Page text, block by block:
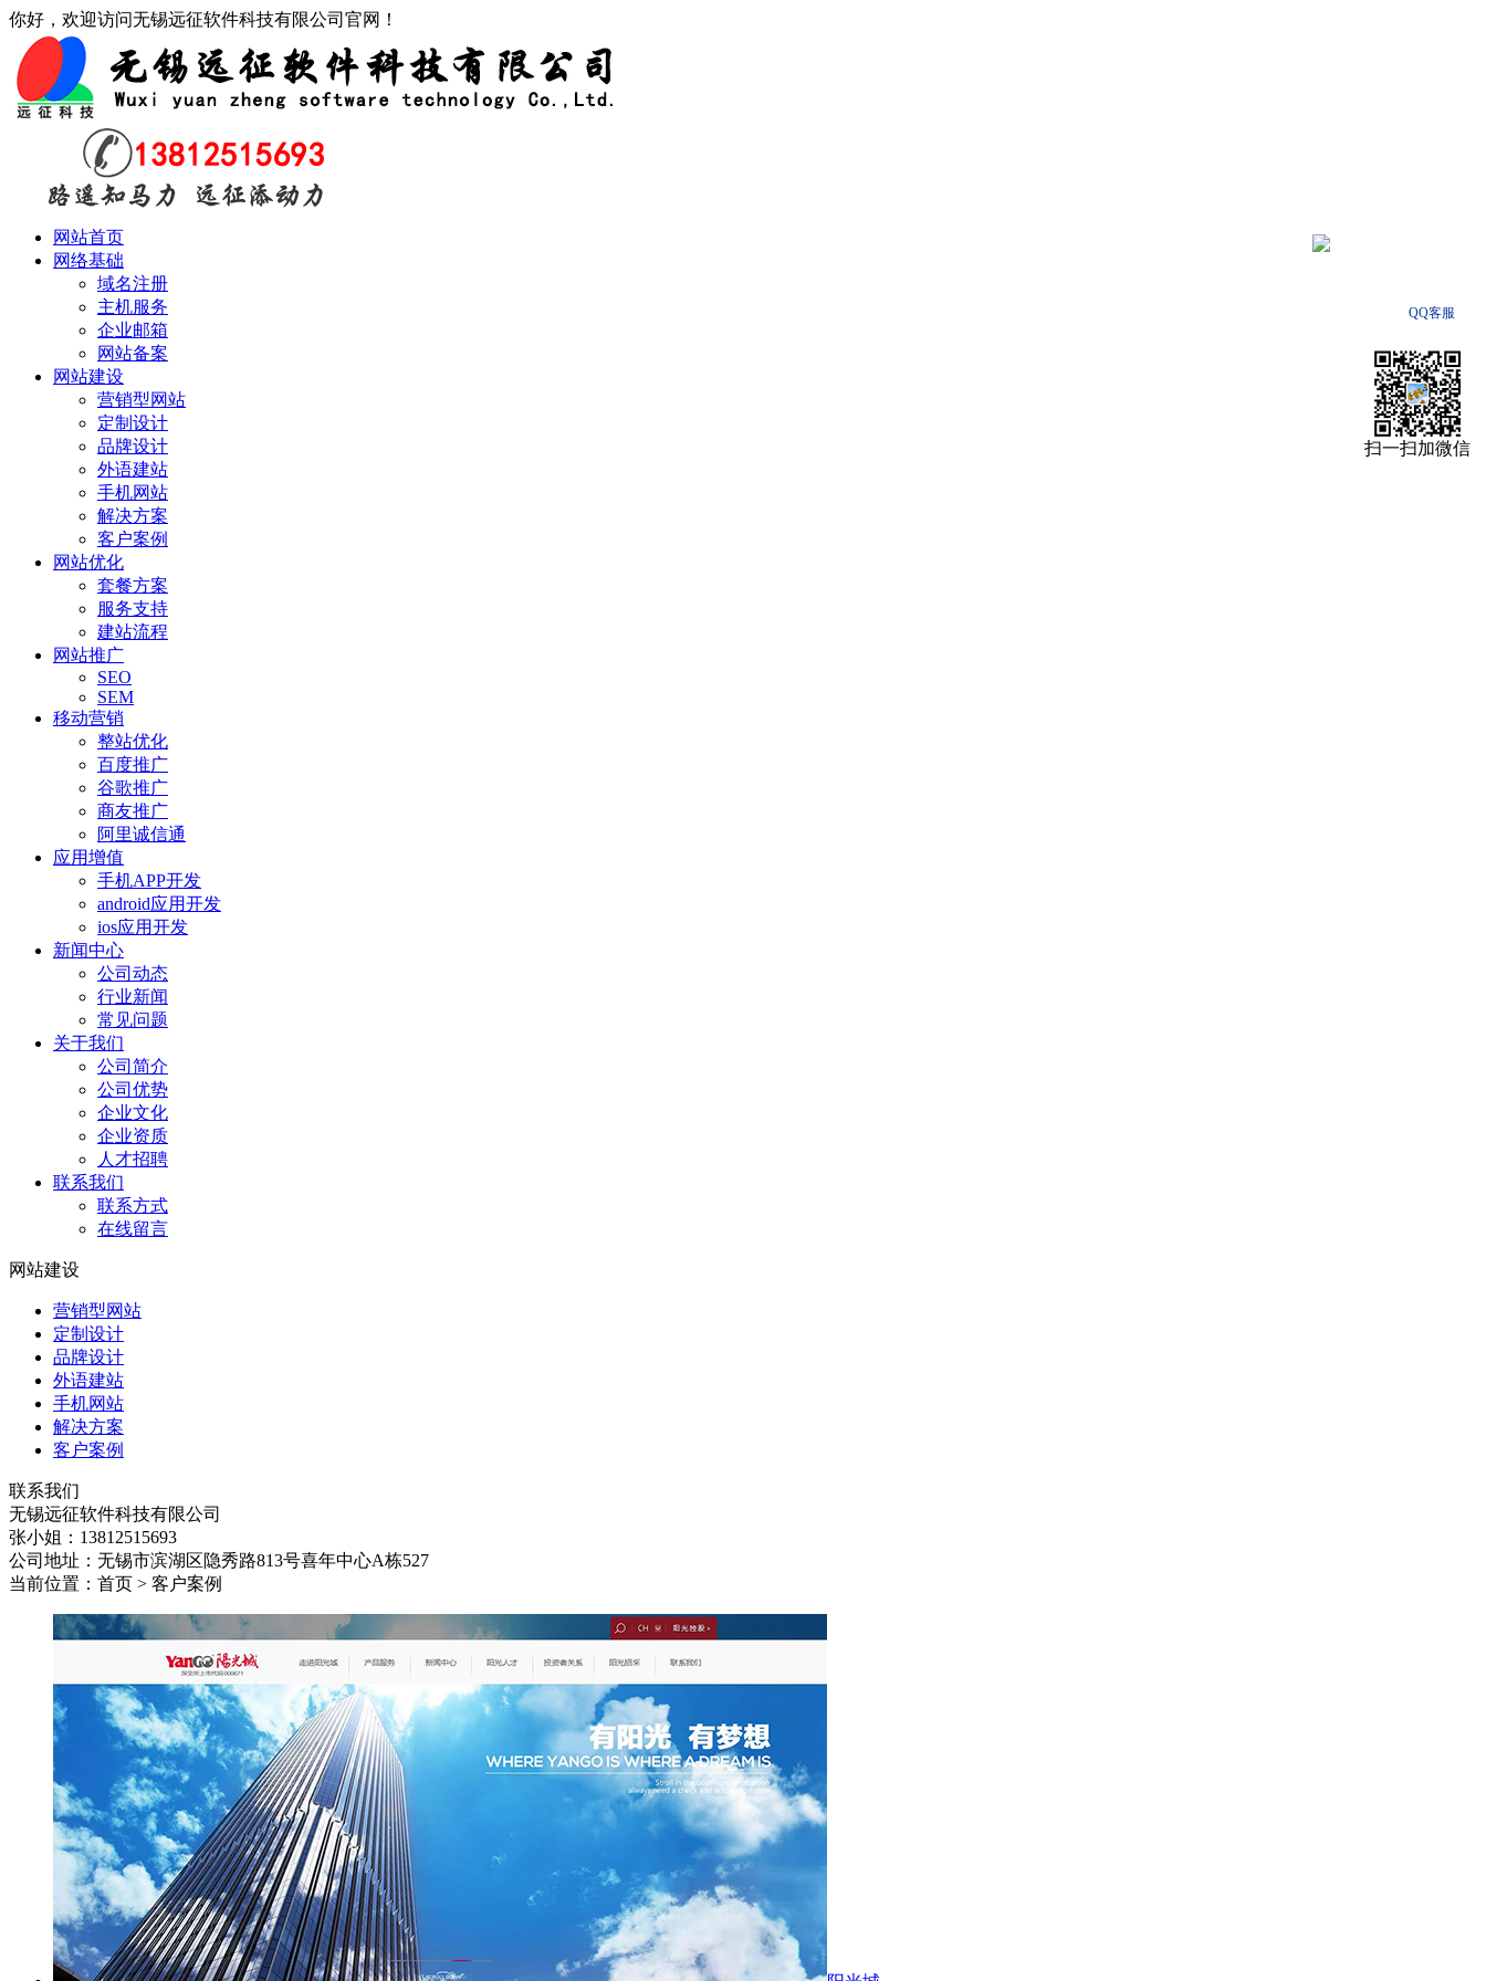
你好，欢迎访问无锡远征软件科技有限公司官网！
网站首页
网络基础
域名注册
主机服务
企业邮箱
网站备案
网站建设
营销型网站
定制设计
品牌设计
外语建站
手机网站
解决方案
客户案例
网站优化
套餐方案
服务支持
建站流程
网站推广
SEO
SEM
移动营销
整站优化
百度推广
谷歌推广
商友推广
阿里诚信通
应用增值
手机APP开发
android应用开发
ios应用开发
新闻中心
公司动态
行业新闻
常见问题
关于我们
公司简介
公司优势
企业文化
企业资质
人才招聘
联系我们
联系方式
在线留言
网站建设
营销型网站
定制设计
品牌设计
外语建站
手机网站
解决方案
客户案例
联系我们
无锡远征软件科技有限公司
张小姐：13812515693
公司地址：无锡市滨湖区隐秀路813号喜年中心A栋527
当前位置：首页 > 客户案例
QQ客服
扫一扫加微信